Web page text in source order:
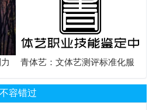
青体艺：文体艺测评标准化服
不容错过